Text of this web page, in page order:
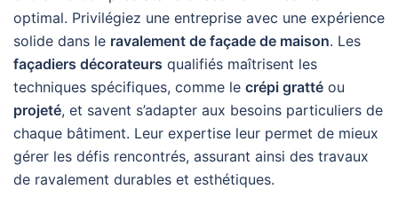
optimal. Privilégiez une entreprise avec une expérience
solide dans le ravalement de façade de maison. Les
façadiers décorateurs qualifiés maîtrisent les
techniques spécifiques, comme le crépi gratté ou
projeté, et savent s’adapter aux besoins particuliers de
chaque bâtiment. Leur expertise leur permet de mieux
gérer les défis rencontrés, assurant ainsi des travaux
de ravalement durables et esthétiques.